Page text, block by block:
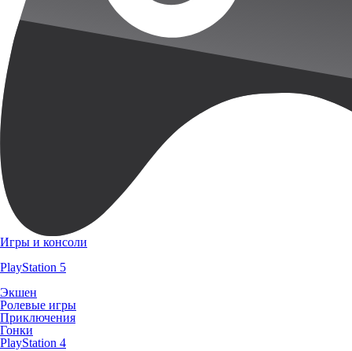
Игры и консоли
PlayStation 5
Экшен
Ролевые игры
Приключения
Гонки
PlayStation 4